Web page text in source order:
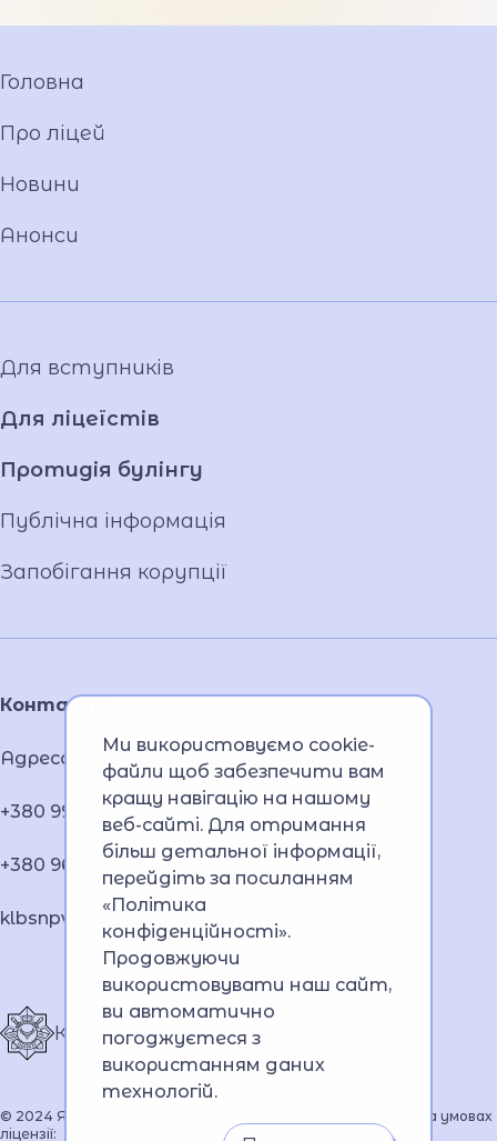
Контакти
Адреса: м. Кривий Ріг, вул. О. Різниченка, 91
+380 99 438 23 29;
+380 96 905 11 37
klbsnpv@dnuvs.ukr.education
Криворізький ліцей МВС
© 2024 Якщо не зазначено інше всі матеріали розміщені на умовах
ліцензії:
Головна
Про ліцей
Новини
Анонси
Для вступників
Для ліцеїстів
Протидія булінгу
Публічна інформація
Запобігання корупції
Ми використовуємо cookie-
файли щоб забезпечити вам
кращу навігацію на нашому
веб-сайті. Для отримання
більш детальної інформації,
перейдіть за посиланням
«Політика
конфіденційності».
Продовжуючи
використовувати наш сайт,
ви автоматично
погоджуєтеся з
використанням даних
технологій.